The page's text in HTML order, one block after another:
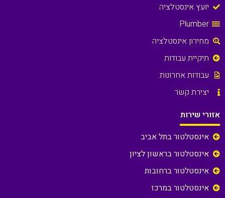
יועץ אינסטלציה
Plumber
מחירון אינסטלציה
תיקיית עבודות
עבודות אחרונות
יצירת קשר
אזורי שירות
אינסטלטור בתל אביב
אינסטלטור בראשון לציון
אינסטלטור ברחובות
אינסטלטור במרכז